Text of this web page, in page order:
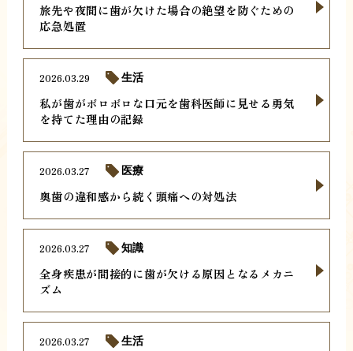
旅先や夜間に歯が欠けた場合の絶望を防ぐための
応急処置
私が歯がボロボロな口元を歯科医師に見せる勇気
を持てた理由の記録
2026.03.29 生活
奥歯の違和感から続く頭痛への対処法
2026.03.27 医療
全身疾患が間接的に歯が欠ける原因となるメカニ
ズム
2026.03.27 知識
2026.03.27 生活